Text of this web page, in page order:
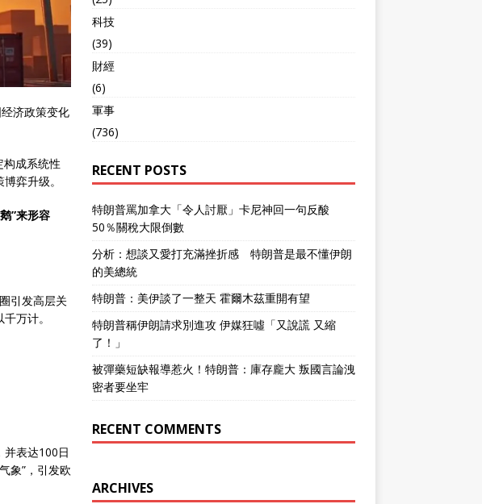
济政策变化
构成系统性
弈升级。
”来形容
引发高层关
万计。
并表达100日
象”，引发欧
科技
(39)
財經
(6)
軍事
(736)
RECENT POSTS
特朗普罵加拿大「令人討厭」卡尼神回一句反酸
50％關稅大限倒數
分析：想談又愛打充滿挫折感 特朗普是最不懂伊朗
的美總統
特朗普：美伊談了一整天 霍爾木茲重開有望
特朗普稱伊朗請求別進攻 伊媒狂噓「又說謊 又縮
了！」
被彈藥短缺報導惹火！特朗普：庫存龐大 叛國言論洩
密者要坐牢
RECENT COMMENTS
ARCHIVES